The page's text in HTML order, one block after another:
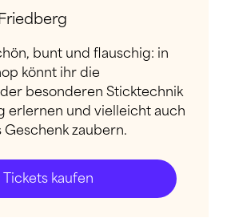
Friedberg
bunt und flauschig: in
könnt ihr die
besonderen Sticktechnik
erlernen und vielleicht auch
zaubern.
Tickets kaufen